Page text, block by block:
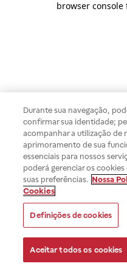
browser
Durante sua navegação,
confirmar sua identidade;
acompanhar a utilização de
aprimoramento de sua
essenciais para nossos
poderá gerenciar os
suas preferências. Nossa
Cookies
Definições de cookies
Aceitar todos os cookies